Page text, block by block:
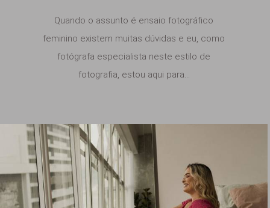
Quando o assunto é ensaio fotográfico
feminino existem muitas dúvidas e eu, como
fotógrafa especialista neste estilo de
fotografia, estou aqui para...